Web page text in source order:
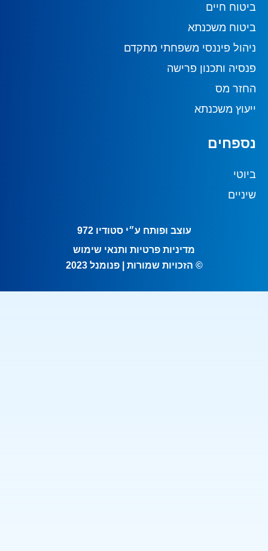
ביטוח חיים
ביטוח משכנתא
ניהול פיננסי משפחתי מתקדם
פנסיה ותכנון פרישה
החזר מס
ייעוץ משכנתא
נספחים
ביוטי
שיניים
עוצב ופותח ע״י סטודיו 972
מדיניות פרטיות ותנאי שימוש
© הזכויות שמורות | פנומנל 2023